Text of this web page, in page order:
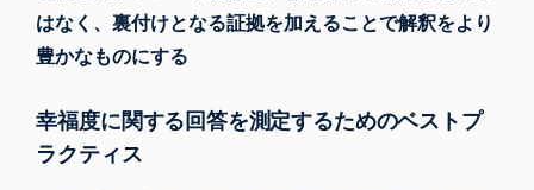
はなく、裏付けとなる証拠を加えることで解釈をより
豊かなものにする
幸福度に関する回答を測定するためのベストプ
ラクティス